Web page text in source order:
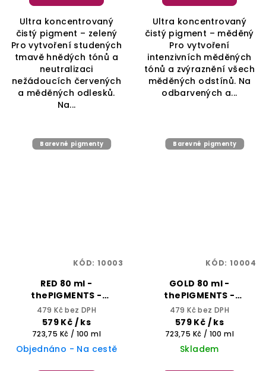
Ultra koncentrovaný
čistý pigment – zelený
Pro vytvoření studených
tmavě hnědých tónů a
neutralizaci
nežádoucích červených
a měděných odlesků.
Na...
Ultra koncentrovaný
čistý pigment – měděný
Pro vytvoření
intenzivních měděných
tónů a zvýraznění všech
měděných odstínů. Na
odbarvených a...
Barevné pigmenty
RED 80 ml -
thePIGMENTS -
SELECTIVE
PROFESSIONAL
479 Kč bez DPH
579 Kč / ks
Měrná
cena:
723,75 Kč / 100 ml
Objednáno - Na cestě
KÓD: 10003
Barevné pigmenty
GOLD 80 ml -
thePIGMENTS -
SELECTIVE
PROFESSIONAL
479 Kč bez DPH
579 Kč / ks
Měrná
cena:
723,75 Kč / 100 ml
Skladem
KÓD: 10004